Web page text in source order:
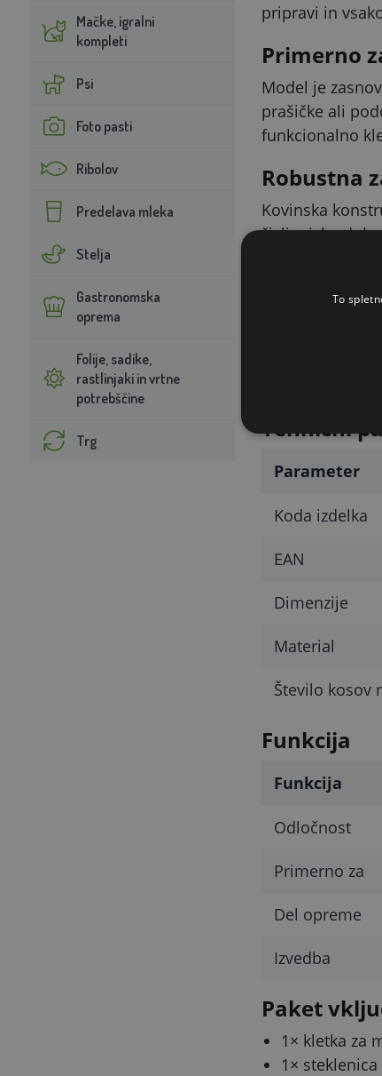
Mačke, igralni
kompleti
Psi
Foto pasti
Ribolov
Predelava mleka
Stelja
Gastronomska
oprema
Folije, sadike,
rastlinjaki in vrtne
potrebščine
Trg
pripravi in
Primerno
Model je
prašičke ali
funkcionalno
Robustna
Kovinska
življenjsko
Praktična
Dimenzije
oskrba hišnih
namenjena
Tehnični
Parameter
Koda izdelka
EAN
Dimenzije
Material
Število kosov
Funkcija
Funkcija
Odločnost
Primerno za
Del opreme
Izvedba
Paket
1× kletka za
1×
To